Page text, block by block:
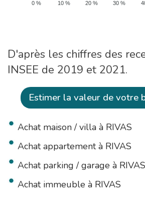
30 %
20 %
10 %
0 %
D'après les chiffres des
INSEE de 2019 et 2021.
Estimer la valeur de votre
Achat maison / villa à RIVAS
Achat appartement à RIVAS
Achat parking / garage à RIVAS
Achat immeuble à RIVAS